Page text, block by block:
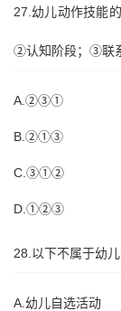
27.幼儿动作技能
②认知阶段；③联
A.②③①
B.②①③
C.③①②
D.①②③
28.以下不属于幼
A.幼儿自选活动